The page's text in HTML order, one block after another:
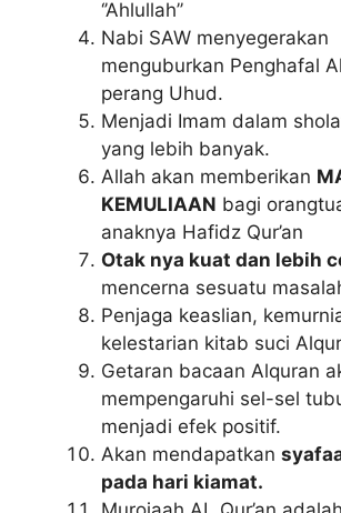
‘’Ahlullah’’
Nabi SAW menyegerakan
menguburkan Penghafal
perang Uhud.
Menjadi Imam dalam
yang lebih banyak.
Allah akan memberikan
KEMULIAAN bagi
anaknya Hafidz Qur’an
Otak nya kuat dan lebih
mencerna sesuatu
Penjaga keaslian,
kelestarian kitab suci
Getaran bacaan Alquran
mempengaruhi sel-sel
menjadi efek positif.
Akan mendapatkan
pada hari kiamat.